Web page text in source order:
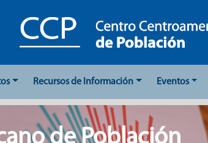
Recursos de Información Eventos
de Población